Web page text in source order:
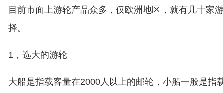
目前市面上游轮产品众多，仅欧洲地区，就有几十家
择。
1，选大的游轮
大船是指载客量在2000人以上的邮轮，小船一般是指